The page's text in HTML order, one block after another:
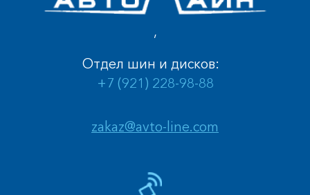
,
zakaz@avto-line.com
Отдел шин и дисков:
+7 (921) 228-98-88